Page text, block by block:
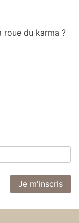
du karma ?